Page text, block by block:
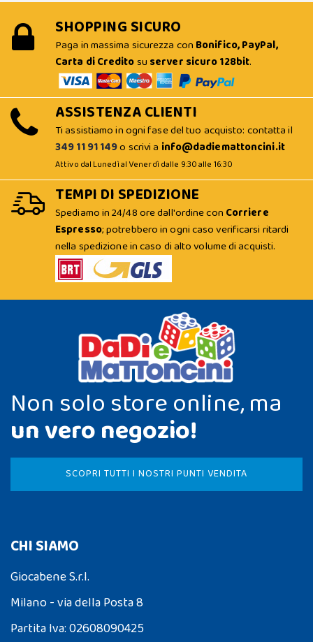
SHOPPING SICURO
Paga in massima sicurezza con Bonifico, PayPal,
Carta di Creditosu server sicuro 128bit.
ASSISTENZA CLIENTI
Ti assistiamo in ogni fase del tuo acquisto: contatta il
349 11 91 149o scrivi a info@dadiemattoncini.it
Attivo dal Lunedì al Venerdì dalle 9:30 alle 16:30
TEMPI DI SPEDIZIONE
Spediamo in 24/48 ore dall'ordine con Corriere
Espresso; potrebbero in ogni caso verificarsi ritardi
nella spedizione in caso di alto volume di acquisti.
Non solo store online, ma
un vero negozio!
SCOPRI TUTTI I NOSTRI PUNTI VENDITA
CHI SIAMO
Giocabene S.r.l.
Milano - via della Posta 8
Partita Iva: 02608090425